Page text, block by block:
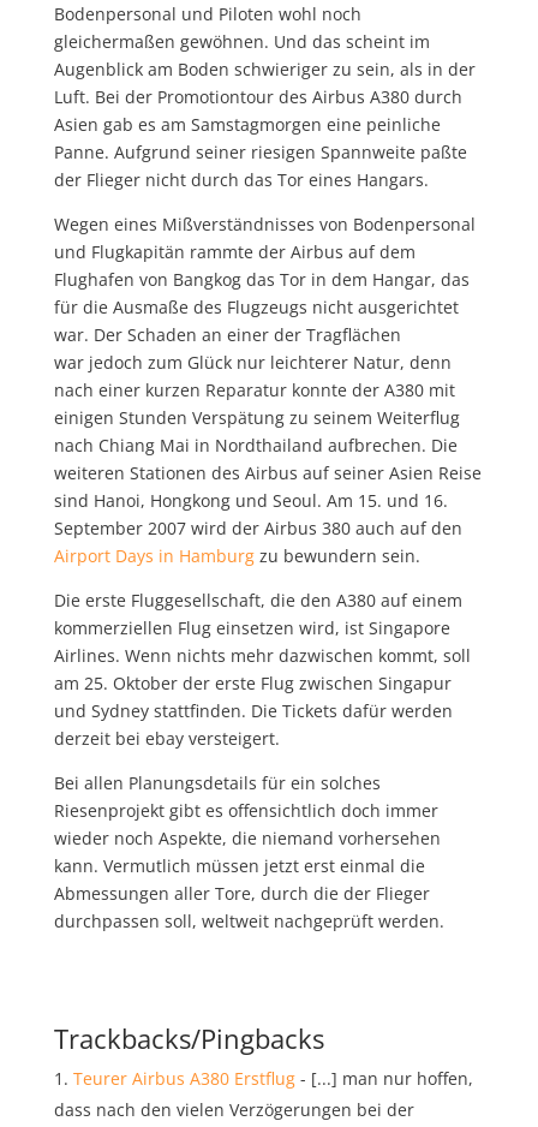
Bodenpersonal und Piloten wohl noch
gleichermaßen gewöhnen. Und das scheint im
Augenblick am Boden schwieriger zu sein, als in der
Luft. Bei der Promotiontour des Airbus A380 durch
Asien gab es am Samstagmorgen eine peinliche
Panne. Aufgrund seiner riesigen Spannweite paßte
der Flieger nicht durch das Tor eines Hangars.
Wegen eines Mißverständnisses von Bodenpersonal
und Flugkapitän rammte der Airbus auf dem
Flughafen von Bangkog das Tor in dem Hangar, das
für die Ausmaße des Flugzeugs nicht ausgerichtet
war. Der Schaden an einer der Tragflächen
war jedoch zum Glück nur leichterer Natur, denn
nach einer kurzen Reparatur konnte der A380 mit
einigen Stunden Verspätung zu seinem Weiterflug
nach Chiang Mai in Nordthailand aufbrechen. Die
weiteren Stationen des Airbus auf seiner Asien Reise
sind Hanoi, Hongkong und Seoul. Am 15. und 16.
September 2007 wird der Airbus 380 auch auf den
Airport Days in Hamburgzu bewundern sein.
Die erste Fluggesellschaft, die den A380 auf einem
kommerziellen Flug einsetzen wird, ist Singapore
Airlines. Wenn nichts mehr dazwischen kommt, soll
am 25. Oktober der erste Flug zwischen Singapur
und Sydney stattfinden. Die Tickets dafür werden
derzeit bei ebay versteigert.
Bei allen Planungsdetails für ein solches
Riesenprojekt gibt es offensichtlich doch immer
wieder noch Aspekte, die niemand vorhersehen
kann. Vermutlich müssen jetzt erst einmal die
Abmessungen aller Tore, durch die der Flieger
durchpassen soll, weltweit nachgeprüft werden.
Trackbacks/Pingbacks
Teurer Airbus A380 Erstflug- [...] man nur hoffen,
dass nach den vielen Verzögerungen bei der